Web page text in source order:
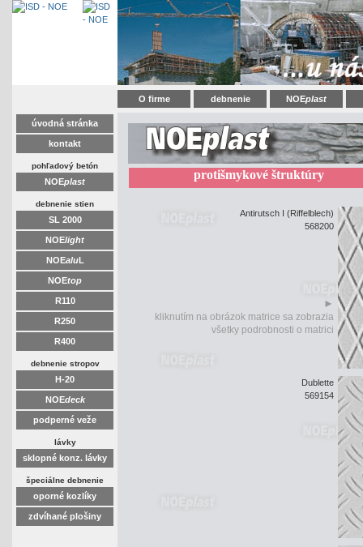
O firme debnenie NOEplast
úvodná stránka
kontakt
pohľadový betón
NOEplast
debnenie stien
SL 2000
NOElight
NOEaluL
NOEtop
R110
R250
R400
debnenie stropov
H-20
NOEdeck
podperné veže
lávky
sklopné konz. lávky
špeciálne debnenie
oporné kozlíky
zdvíhané plošiny
protišmykové štruktúry
Antirutsch I (Riffelblech)
568200
►
kliknutím na obrázok matrice sa zobrazia
všetky podrobnosti o matrici
Dublette
569154